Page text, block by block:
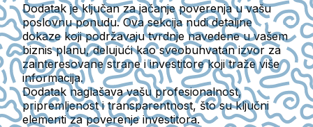
Dodatak je ključan za jačanje poverenja u vašu
poslovnu ponudu. Ova sekcija nudi detaljne
dokaze koji podržavaju tvrdnje navedene u vašem
biznis planu, delujući kao sveobuhvatan izvor za
zainteresovane strane i investitore koji traže više
informacija.
Dodatak naglašava vašu profesionalnost,
pripremljenost i transparentnost, što su ključni
elementi za poverenje investitora.